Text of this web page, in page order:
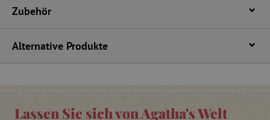
Zubehör
Alternative Produkte
Lassen Sie sich von Agatha's Welt